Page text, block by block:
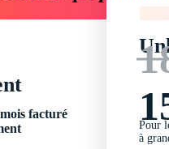
facturé
Pour
à